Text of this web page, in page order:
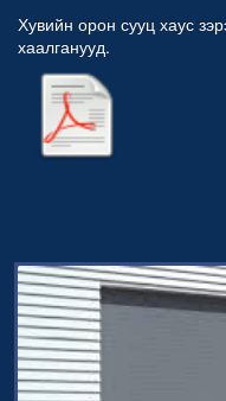
Хувийн орон сууц хаус